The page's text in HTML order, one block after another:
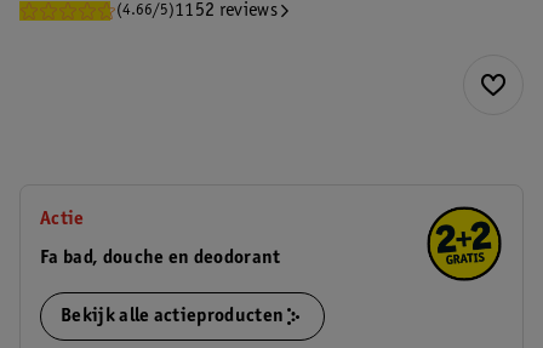
(4.66/5)1152 reviews
Actie
Fa bad, douche en deodorant
Bekijk alle actieproducten